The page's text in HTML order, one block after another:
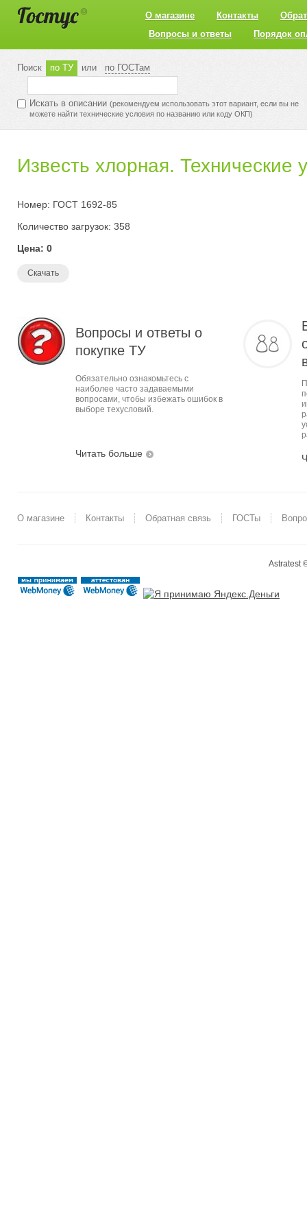
О магазине Контакты
Вопросы и ответы
Порядок
Поиск по ТУ или по ГОСТам
Искать в описании (рекомендуем использовать этот вариант, если вы не
можете найти технические условия по названию или коду ОКП)
Известь хлорная. Технические
Номер: ГОСТ 1692-85
Количество загрузок: 358
Цена: 0
Скачать
Вопросы и ответы о
покупке ТУ
Обязательно ознакомьтесь с
наиболее часто задаваемыми
вопросами, чтобы избежать ошибок в
выборе техусловий.
Читать больше
О магазине Контакты Обратная связь ГОСТы
Astratest